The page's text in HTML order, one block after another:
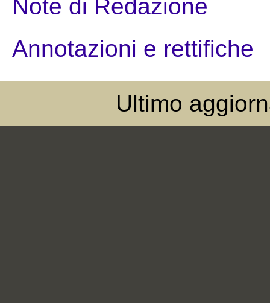
Note di Redazione
Annotazioni e rettifiche
Ultimo